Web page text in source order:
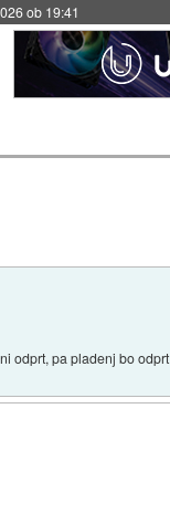
ob 19:41
odprt, pa pladenj bo odprt